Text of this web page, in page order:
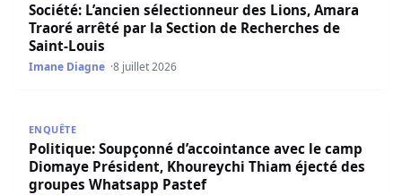
Société: L’ancien sélectionneur des Lions, Amara
Traoré arrêté par la Section de Recherches de
Saint-Louis
Imane Diagne 8 juillet 2026
ENQUÊTE
Politique: Soupçonné d’accointance avec le camp
Diomaye Président, Khoureychi Thiam éjecté des
groupes Whatsapp Pastef